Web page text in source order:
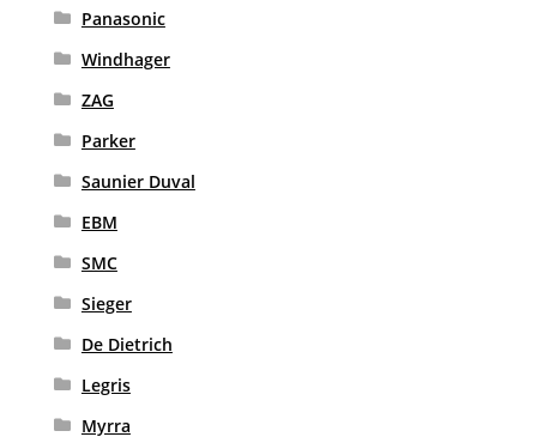
Panasonic
Windhager
ZAG
Parker
Saunier Duval
EBM
SMC
Sieger
De Dietrich
Legris
Myrra